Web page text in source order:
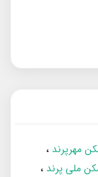
مهرپرند
ملی پرند